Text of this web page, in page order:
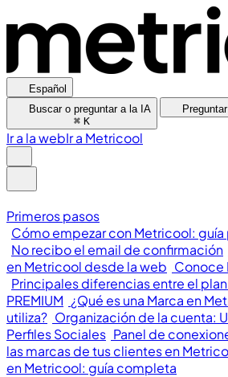
Español
Buscar o preguntar a la IA
⌘ K
Ir a la webIr a Metricool
Primeros pasos
Cómo empezar con Metricool:
No recibo el email de confirmación
en Metricool desde la web Conoce
Principales diferencias entre el plan
PREMIUM ¿Qué es una Marca en
utiliza? Organización de la cuenta:
Perfiles Sociales Panel de
las marcas de tus clientes en
en Metricool: guía completa